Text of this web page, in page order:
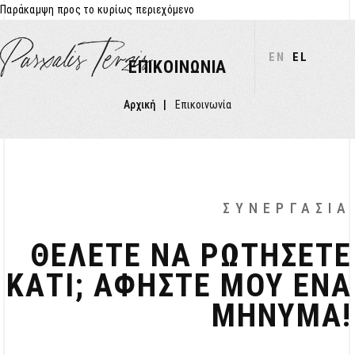
Παράκαμψη προς το κυρίως περιεχόμενο
EN EL
ΕΠΙΚΟΙΝΩΝΊΑ
Αρχική Επικοινωνία
ΣΥΝΕΡΓΑΣΊΑ
ΘΈΛΕΤΕ ΝΑ ΡΩΤΉΣΕΤΕ
ΚΆΤΙ; ΑΦΉΣΤΕ ΜΟΥ ΈΝΑ
ΜΉΝΥΜΑ!